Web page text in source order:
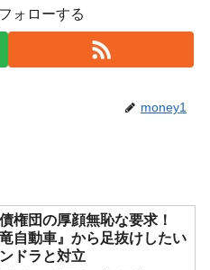
ォローする
money1
権団の厚顔無恥な要求！
竜自動車』から足抜けしたい
ドラと対立